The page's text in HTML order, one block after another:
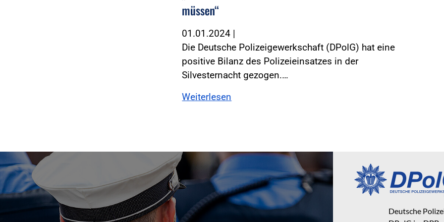
müssen“
01.01.2024 |
Die Deutsche Polizeigewerkschaft (DPolG) hat eine
positive Bilanz des Polizeieinsatzes in der
Silvesternacht gezogen.…
Weiterlesen
Deutsche